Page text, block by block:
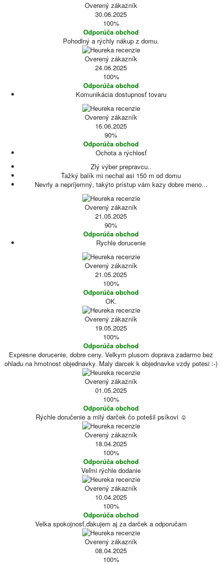
Overený zákazník
30.06.2025
100%
Odporúča obchod
Pohodlný a rýchly nákup z domu.
Overený zákazník
24.06.2025
100%
Odporúča obchod
Komunikácia dostupnosť tovaru
Overený zákazník
16.06.2025
90%
Odporúča obchod
Ochota a rýchlosť
Zlý výber prepravcu..
Ťažký balík mi nechal asi 150 m od domu
Nevrly a nepríjemný, takýto prístup vám kazy dobre meno...
Overený zákazník
21.05.2025
90%
Odporúča obchod
Rychle dorucenie
Overený zákazník
21.05.2025
100%
Odporúča obchod
OK.
Overený zákazník
19.05.2025
100%
Odporúča obchod
Expresne dorucenie, dobre ceny. Velkym plusom doprava zadarmo bez
ohladu na hmotnost objednavky. Maly darcek k objednavke vzdy potesi :-)
Overený zákazník
01.05.2025
100%
Odporúča obchod
Rýchle doručenie a milý darček čo potešil psíkovi ☺️
Overený zákazník
18.04.2025
100%
Odporúča obchod
Veľmi rýchle dodanie
Overený zákazník
10.04.2025
100%
Odporúča obchod
Velka spokojnosť,ďakujem aj za darček a odporučam
Overený zákazník
08.04.2025
100%